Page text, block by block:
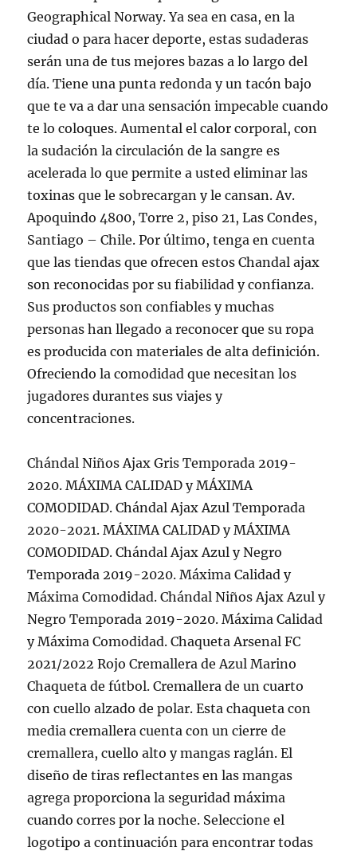
Geographical Norway. Ya sea en casa, en la
ciudad o para hacer deporte, estas sudaderas
serán una de tus mejores bazas a lo largo del
día. Tiene una punta redonda y un tacón bajo
que te va a dar una sensación impecable cuando
te lo coloques. Aumental el calor corporal, con
la sudación la circulación de la sangre es
acelerada lo que permite a usted eliminar las
toxinas que le sobrecargan y le cansan. Av.
Apoquindo 4800, Torre 2, piso 21, Las Condes,
Santiago – Chile. Por último, tenga en cuenta
que las tiendas que ofrecen estos Chandal ajax
son reconocidas por su fiabilidad y confianza.
Sus productos son confiables y muchas
personas han llegado a reconocer que su ropa
es producida con materiales de alta definición.
Ofreciendo la comodidad que necesitan los
jugadores durantes sus viajes y
concentraciones.
Chándal Niños Ajax Gris Temporada 2019-
2020. MÁXIMA CALIDAD y MÁXIMA
COMODIDAD. Chándal Ajax Azul Temporada
2020-2021. MÁXIMA CALIDAD y MÁXIMA
COMODIDAD. Chándal Ajax Azul y Negro
Temporada 2019-2020. Máxima Calidad y
Máxima Comodidad. Chándal Niños Ajax Azul y
Negro Temporada 2019-2020. Máxima Calidad
y Máxima Comodidad. Chaqueta Arsenal FC
2021/2022 Rojo Cremallera de Azul Marino
Chaqueta de fútbol. Cremallera de un cuarto
con cuello alzado de polar. Esta chaqueta con
media cremallera cuenta con un cierre de
cremallera, cuello alto y mangas raglán. El
diseño de tiras reflectantes en las mangas
agrega proporciona la seguridad máxima
cuando corres por la noche. Seleccione el
logotipo a continuación para encontrar todas